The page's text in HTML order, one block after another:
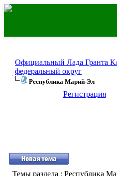
Официальный Лада Гранта
федеральный округ
Республика Марий-Эл
Регистрация
Темы раздела : Республика